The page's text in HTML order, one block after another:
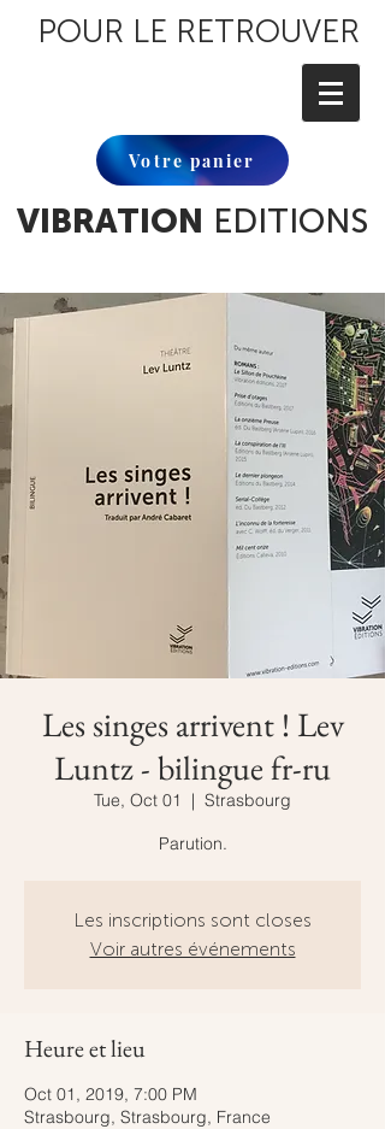
POUR LE RETROUVER
Votre panier
VIBRATION EDITIONS
Les singes arrivent ! Lev
Luntz - bilingue fr-ru
Tue, Oct 01
  |
Strasbourg
Parution.
Les inscriptions sont closes
Voir autres événements
Heure et lieu
Oct 01, 2019, 7:00 PM
Strasbourg, Strasbourg, France